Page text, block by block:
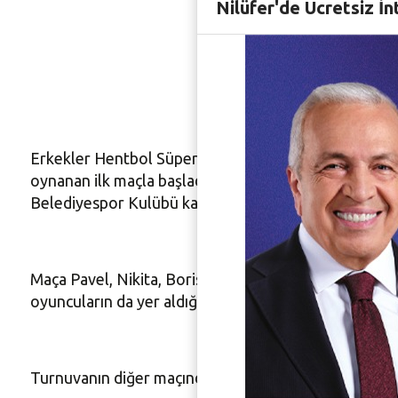
Erkekler Hentbol Süper Ligi ekiplerinden Nilüfer
oynanan ilk maçla başladı. İki devreli lig usulüne
Belediyespor Kulübü karşı karşıya geldi.
Maça Pavel, Nikita, Boris, Çağlayan gibi etkili
oyuncuların da yer aldığı maçta mavi beyazlı ekip
Turnuvanın diğer maçında ise İzmir Büyükşehir
Nilüfer'de Ücretsiz